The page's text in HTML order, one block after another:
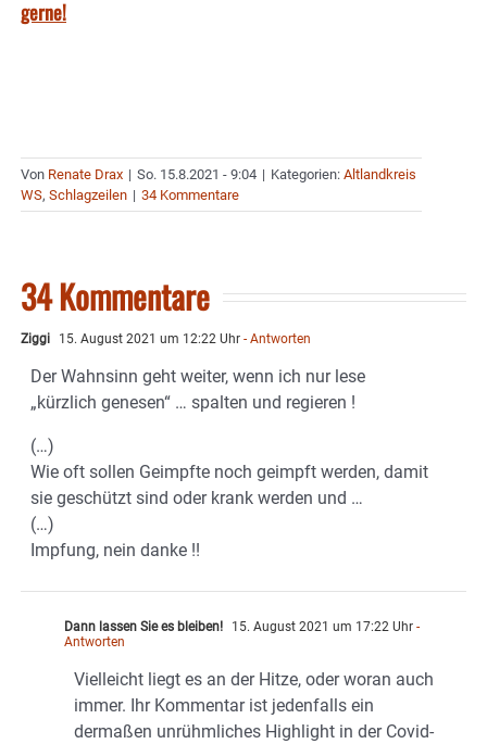
gerne!
Von Renate Drax | So. 15.8.2021 - 9:04 | Kategorien: Altlandkreis
WS, Schlagzeilen | 34 Kommentare
34 Kommentare
Ziggi 15. August 2021 um 12:22 Uhr - Antworten
Der Wahnsinn geht weiter, wenn ich nur lese
„kürzlich genesen“ … spalten und regieren !
(…)
Wie oft sollen Geimpfte noch geimpft werden, damit
sie geschützt sind oder krank werden und …
(…)
Impfung, nein danke !!
Dann lassen Sie es bleiben! 15. August 2021 um 17:22 Uhr -
Antworten
Vielleicht liegt es an der Hitze, oder woran auch
immer. Ihr Kommentar ist jedenfalls ein
dermaßen unrühmliches Highlight in der Covid-